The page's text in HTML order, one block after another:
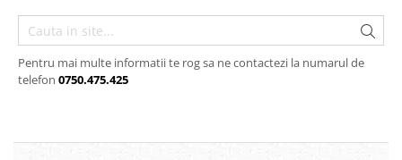
Pentru mai multe informatii te rog sa ne contactezi la numarul de
telefon 0750.475.425